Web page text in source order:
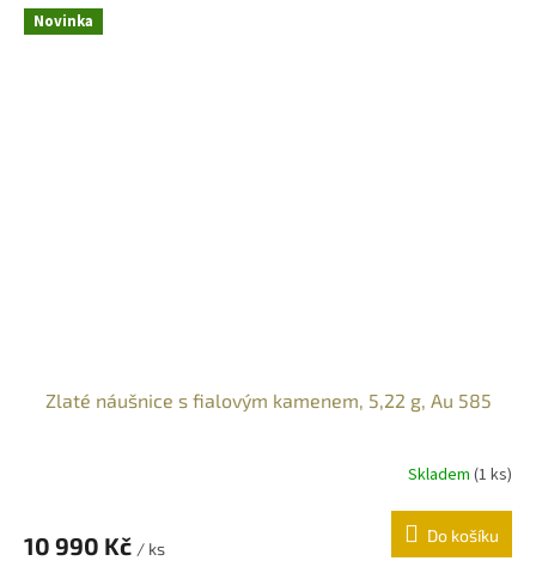
Novinka
Zlaté náušnice s fialovým kamenem, 5,22 g, Au 585
Skladem (1 ks)
10 990 Kč / ks
Do košíku